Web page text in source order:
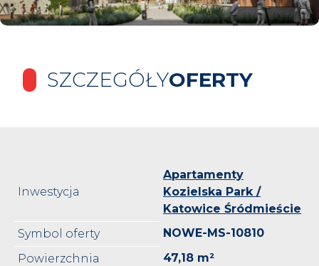
SZCZEGÓŁYOFERTY
Inwestycja
Apartamenty
Kozielska Park /
Katowice Śródmieście
Symbol oferty
NOWE-MS-10810
Powierzchnia
47,18 m²